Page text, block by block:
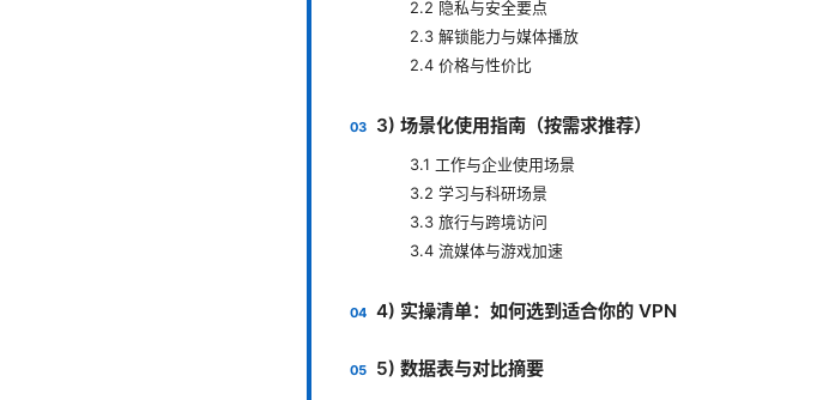
2.2 隐私与安全要点
2.3 解锁能力与媒体播放
2.4 价格与性价比
3) 场景化使用指南（按需求推荐）
3.1 工作与企业使用场景
3.2 学习与科研场景
3.3 旅行与跨境访问
3.4 流媒体与游戏加速
4) 实操清单：如何选到适合你的 VPN
5) 数据表与对比摘要